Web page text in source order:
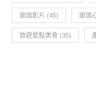
瑜珈影片 (45) 瑜珈
旅遊景點美食 (35)